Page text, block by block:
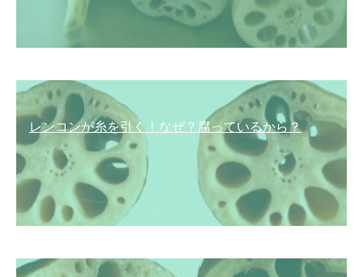
レンコンが糸を引く！なぜ？腐っているから？